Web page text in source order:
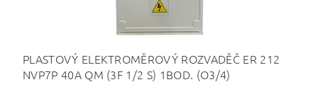
PLASTOVÝ ELEKTROMĚROVÝ ROZVADĚČ ER 212
NVP7P 40A QM (3F 1/2 S) 1BOD. (O3/4)